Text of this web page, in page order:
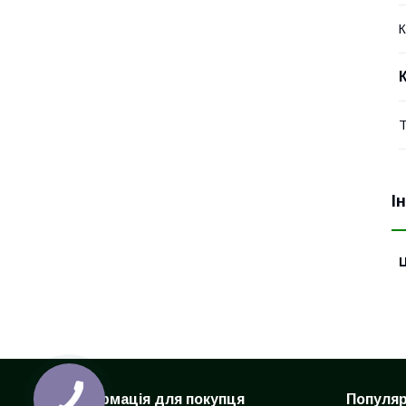
Інформація для покупця